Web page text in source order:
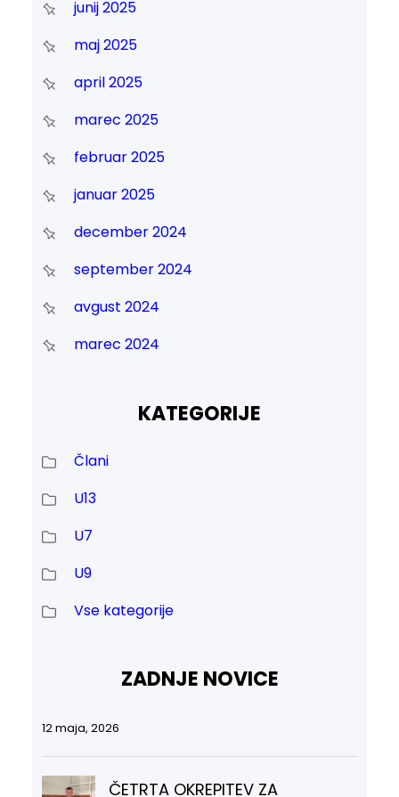
junij 2025
maj 2025
april 2025
marec 2025
februar 2025
januar 2025
december 2024
september 2024
avgust 2024
marec 2024
KATEGORIJE
Člani
U13
U7
U9
Vse kategorije
ZADNJE NOVICE
12 maja, 2026
ČETRTA OKREPITEV ZA